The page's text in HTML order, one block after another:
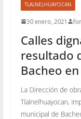
TLALNELHUAYOCAN
30 enero, 2021
Calles
resultado
Bacheo
La Dirección de
Tlalnelhuayocan,
municipal de